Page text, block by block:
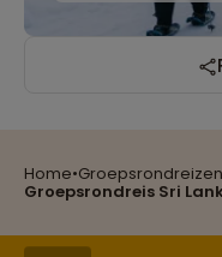
Home•Groepsrondreizen
Groepsrondreis Sri
Reizen met
Groepsreizen